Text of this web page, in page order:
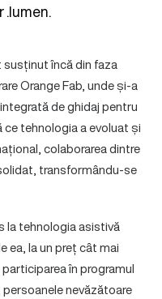
.lumen.
încă din faza
Orange Fab, unde și-a
de ghidaj pentru
ce tehnologia a evoluat și
colaborarea dintre
transformându-se
la tehnologia asistivă
ea, la un preț cât mai
în programul
nevăzătoare